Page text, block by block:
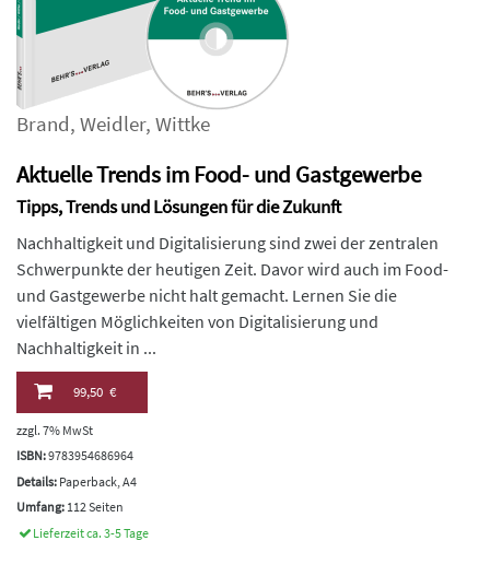
Brand, Weidler, Wittke
Aktuelle Trends im Food- und Gastgewerbe
Tipps, Trends und Lösungen für die Zukunft
Nachhaltigkeit und Digitalisierung sind zwei der zentralen
Schwerpunkte der heutigen Zeit. Davor wird auch im Food-
und Gastgewerbe nicht halt gemacht. Lernen Sie die
vielfältigen Möglichkeiten von Digitalisierung und
Nachhaltigkeit in ...
99,50 €
zzgl. 7% MwSt
ISBN:9783954686964
Details: Paperback, A4
Umfang: 112 Seiten
Lieferzeit ca. 3-5 Tage